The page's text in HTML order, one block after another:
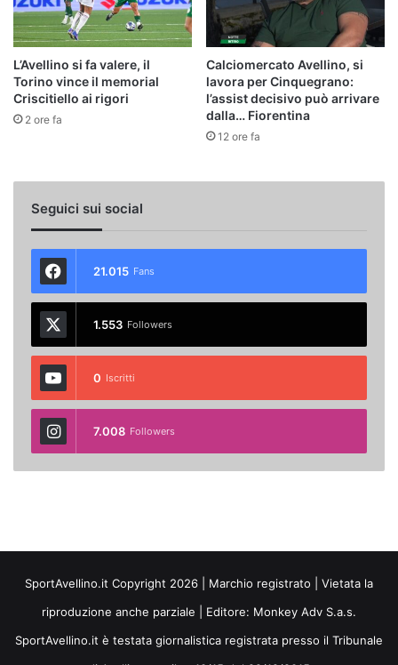
L’Avellino si fa valere, il
Torino vince il memorial
Criscitiello ai rigori
2 ore fa
Calciomercato Avellino, si
lavora per Cinquegrano:
l’assist decisivo può arrivare
dalla… Fiorentina
12 ore fa
Seguici sui social
21.015 Fans
1.553 Followers
0 Iscritti
7.008 Followers
SportAvellino.it Copyright 2026 | Marchio registrato | Vietata la
riproduzione anche parziale | Editore: Monkey Adv S.a.s.
SportAvellino.it è testata giornalistica registrata presso il Tribunale